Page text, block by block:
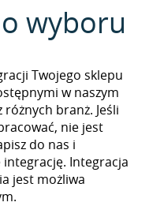
wyboru
Twojego sklepu
w naszym
branż. Jeśli
nie jest
do nas i
Integracja
jest możliwa